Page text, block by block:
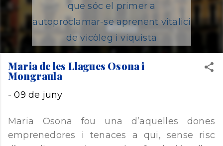
que sóc el primer a
autoproclamar-se aprenent vitalici
de vicòleg i viquista
Maria de les Llagues Osona i
Mongraula
-09 de juny
Maria Osona fou una d’aquelles dones
emprenedores i tenaces a qui, sense risc